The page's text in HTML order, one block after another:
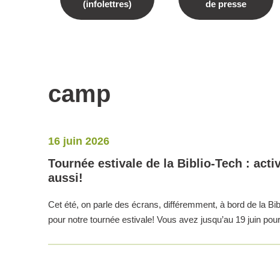
(infolettres)
de presse
camp
16 juin 2026
Tournée estivale de la Biblio-Tech :
aussi!
Cet été, on parle des écrans, différemment, à bord de la
pour notre tournée estivale! Vous avez jusqu’au 19 juin